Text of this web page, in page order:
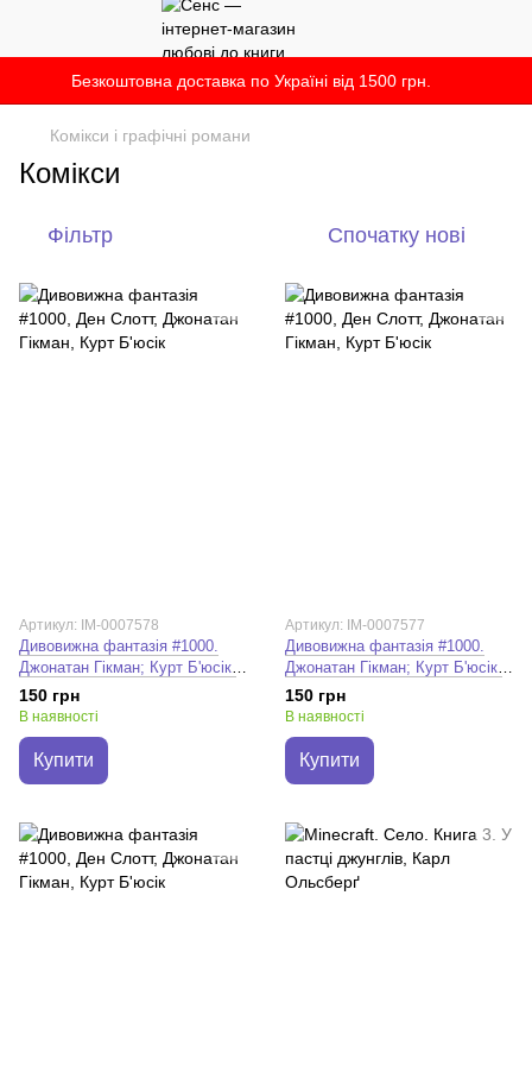
Безкоштовна доставка по Україні від 1500 грн.
Комікси і графічні романи
Комікси
Фільтр Спочатку нові
Артикул: IM-0007578
Дивовижна фантазія #1000.
Джонатан Гікман; Курт Б'юсік;
Ден Слотт
150 грн
В наявності
Купити
Артикул: IM-0007577
Дивовижна фантазія #1000.
Джонатан Гікман; Курт Б'юсік;
Ден Слотт
150 грн
В наявності
Купити